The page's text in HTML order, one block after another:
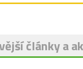
články a